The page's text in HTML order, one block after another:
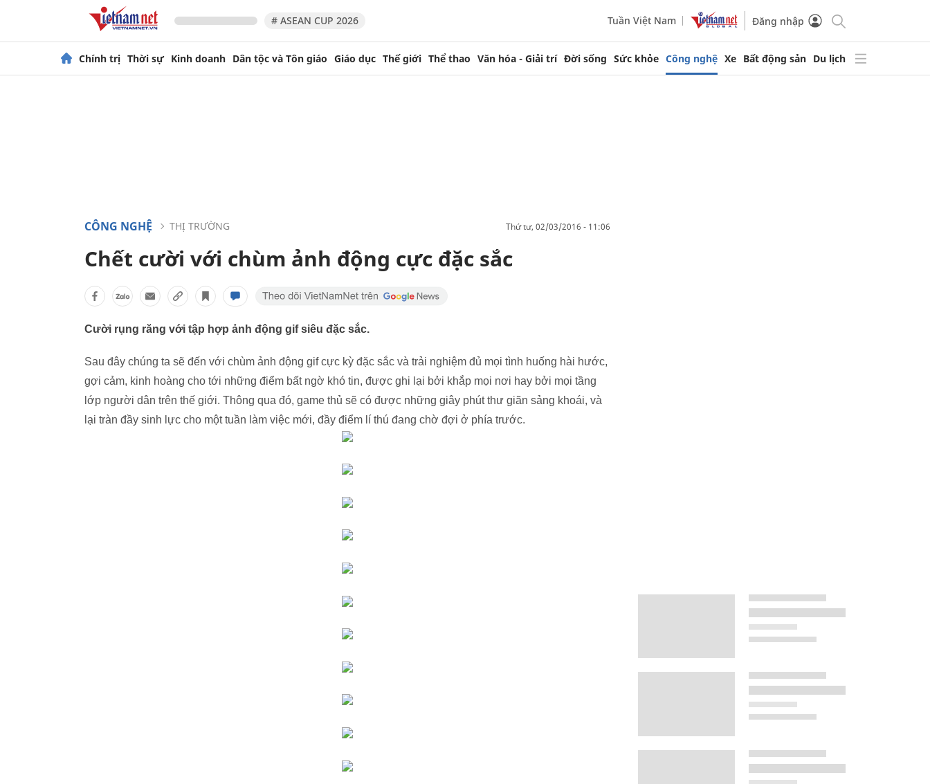
# ASEAN CUP 2026 Tuần Việt Nam Đăng nhập
Chính trị Thời sự Kinh doanh Dân tộc và Tôn giáo Giáo dục Thế giới Thể thao Văn hóa - Giải trí Đời sống Sức khỏe Công nghệ Xe Bất động sản Du lịch
CÔNG NGHỆ THỊ TRƯỜNG thứ tư, 02/03/2016 - 11:06
Chết cười với chùm ảnh động cực đặc sắc
Cười rụng răng với tập hợp ảnh động gif siêu đặc sắc.
Sau đây chúng ta sẽ đến với chùm ảnh động gif cực kỳ đặc sắc và trải nghiệm đủ mọi tình huống hài hước,
gợi cảm, kinh hoàng cho tới những điểm bất ngờ khó tin, được ghi lại bởi khắp mọi nơi hay bởi mọi tầng
lớp người dân trên thế giới. Thông qua đó, game thủ sẽ có được những giây phút thư giãn sảng khoái, và
lại tràn đầy sinh lực cho một tuần làm việc mới, đầy điểm lí thú đang chờ đợi ở phía trước.